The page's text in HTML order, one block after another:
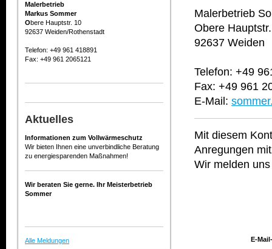
Malerbetrieb
Markus Sommer
Obere Hauptstr. 10
92637 Weiden/Rothenstadt
Telefon: +49 961 418891
Fax: +49 961 2065121
Aktuelles
Informationen zum Vollwärmeschutz
Wir bieten Ihnen eine unverbindliche Beratung
zu energiesparenden Maßnahmen!
Wir beraten Sie gerne. Ihr Meisterbetrieb
Sommer
Alle Meldungen
Malerbetrieb
Obere
92637 Weiden
Telefon: +49
Fax: +49 961
E-Mail:
Mit diesem
Anregungen
Wir melden
E-